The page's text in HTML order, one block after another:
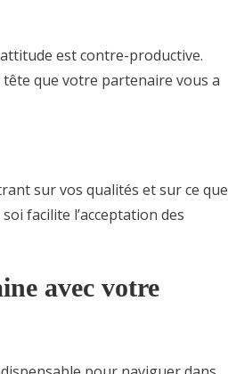
est contre-productive.
que votre partenaire vous a
sur vos qualités et sur ce que
facilite l’acceptation des
avec votre